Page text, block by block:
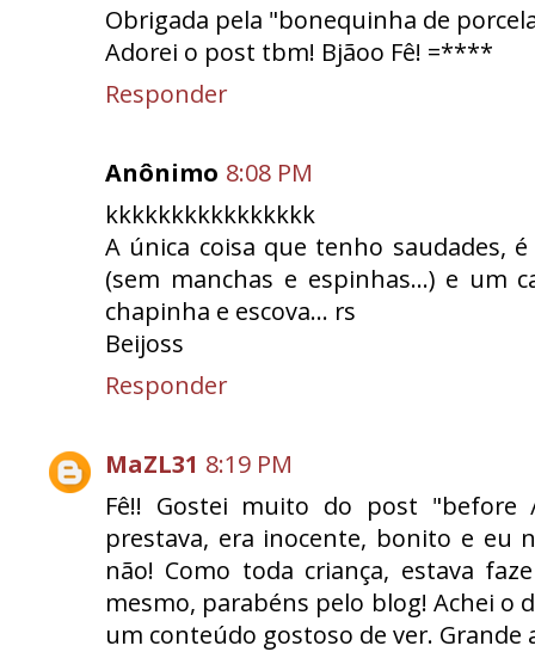
Obrigada pela "bonequinha de
Adorei o post tbm! Bjãoo Fê! =****
Responder
Anônimo 8:08 PM
kkkkkkkkkkkkkkkk
A única coisa que tenho saudades,
(sem manchas e espinhas...) e um
chapinha e escova... rs
Beijoss
Responder
MaZL31 8:19 PM
Fê!! Gostei muito do post
prestava, era inocente, bonito e eu
não! Como toda criança, estava
mesmo, parabéns pelo blog! Achei o
um conteúdo gostoso de ver. Grande